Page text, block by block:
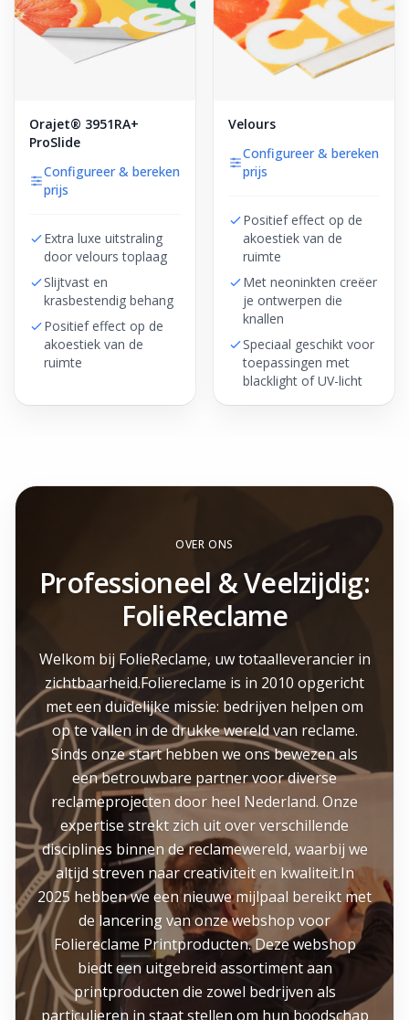
Orajet® 3951RA+
ProSlide
Configureer & bereken
prijs
Extra luxe uitstraling
door velours toplaag
Slijtvast en
krasbestendig behang
Positief effect op de
akoestiek van de
ruimte
Velours
Configureer & bereken
prijs
Positief effect op de
akoestiek van de
ruimte
Met neoninkten creëer
je ontwerpen die
knallen
Speciaal geschikt voor
toepassingen met
blacklight of UV-licht
OVER ONS
Professioneel & Veelzijdig:
FolieReclame
Welkom bij FolieReclame, uw totaalleverancier in
zichtbaarheid.Foliereclame is in 2010 opgericht
met een duidelijke missie: bedrijven helpen om
op te vallen in de drukke wereld van reclame.
Sinds onze start hebben we ons bewezen als
een betrouwbare partner voor diverse
reclameprojecten door heel Nederland. Onze
expertise strekt zich uit over verschillende
disciplines binnen de reclamewereld, waarbij we
altijd streven naar creativiteit en kwaliteit.In
2025 hebben we een nieuwe mijlpaal bereikt met
de lancering van onze webshop voor
Foliereclame Printproducten. Deze webshop
biedt een uitgebreid assortiment aan
printproducten die zowel bedrijven als
particulieren in staat stellen om hun boodschap